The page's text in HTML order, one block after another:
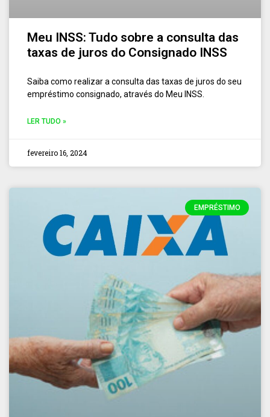
Meu INSS: Tudo sobre a consulta das
taxas de juros do Consignado INSS
Saiba como realizar a consulta das taxas de juros do seu
empréstimo consignado, através do Meu INSS.
LER TUDO »
fevereiro 16, 2024
EMPRÉSTIMO